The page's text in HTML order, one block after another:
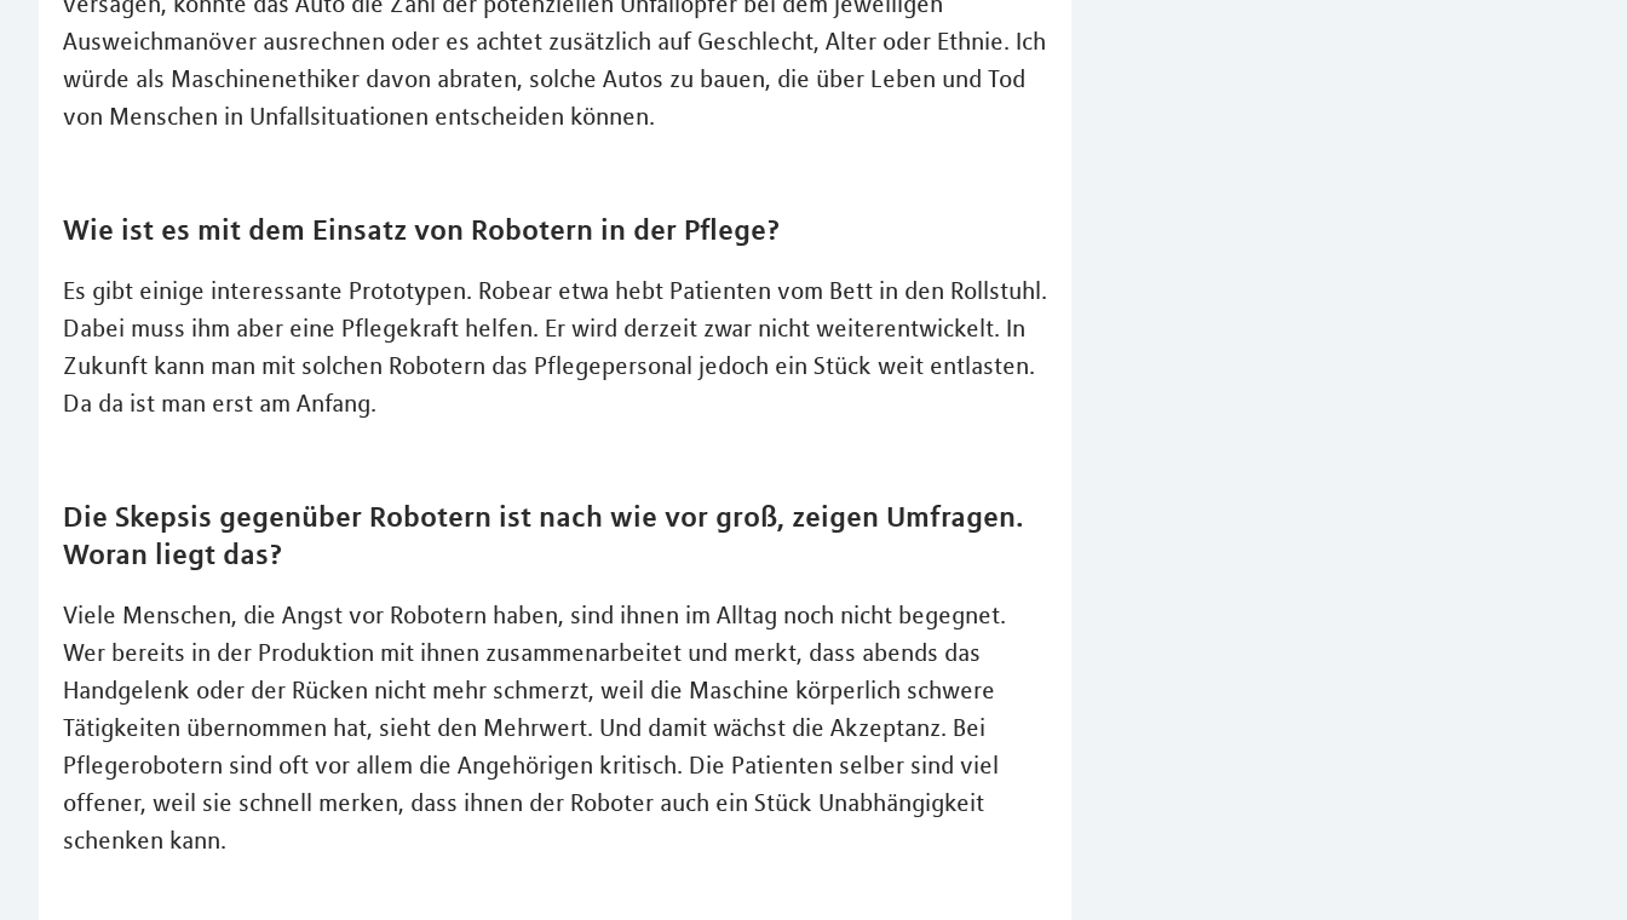
Ausweichmanöver ausrechnen oder es achtet zusätzlich auf Geschlecht, Alter oder Ethnie. Ich
würde als Maschinenethiker davon abraten, solche Autos zu bauen, die über Leben und Tod
von Menschen in Unfallsituationen entscheiden können.
Wie ist es mit dem Einsatz von Robotern in der Pflege?
Es gibt einige interessante Prototypen. Robear etwa hebt Patienten vom Bett in den Rollstuhl.
Dabei muss ihm aber eine Pflegekraft helfen. Er wird derzeit zwar nicht weiterentwickelt. In
Zukunft kann man mit solchen Robotern das Pflegepersonal jedoch ein Stück weit entlasten.
Da da ist man erst am Anfang.
Die Skepsis gegenüber Robotern ist nach wie vor groß, zeigen Umfragen.
Woran liegt das?
Viele Menschen, die Angst vor Robotern haben, sind ihnen im Alltag noch nicht begegnet.
Wer bereits in der Produktion mit ihnen zusammenarbeitet und merkt, dass abends das
Handgelenk oder der Rücken nicht mehr schmerzt, weil die Maschine körperlich schwere
Tätigkeiten übernommen hat, sieht den Mehrwert. Und damit wächst die Akzeptanz. Bei
Pflegerobotern sind oft vor allem die Angehörigen kritisch. Die Patienten selber sind viel
offener, weil sie schnell merken, dass ihnen der Roboter auch ein Stück Unabhängigkeit
schenken kann.